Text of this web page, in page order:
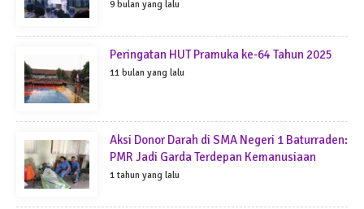
9 bulan yang lalu
Peringatan HUT Pramuka ke-64 Tahun 2025
11 bulan yang lalu
Aksi Donor Darah di SMA Negeri 1 Baturraden:
PMR Jadi Garda Terdepan Kemanusiaan
1 tahun yang lalu